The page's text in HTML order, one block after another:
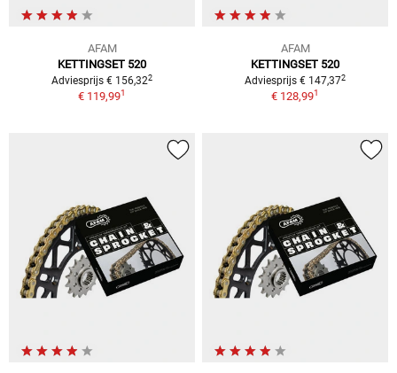
AFAM
KETTINGSET 520
Adviesprijs € 156,322
€ 119,991
AFAM
KETTINGSET 520
Adviesprijs € 147,372
€ 128,991